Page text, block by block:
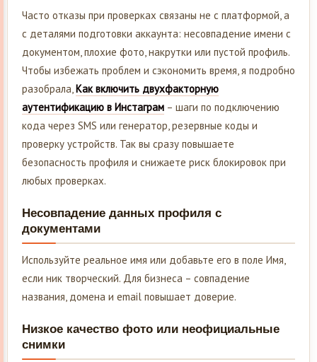
Часто отказы при проверках связаны не с платформой, а
с деталями подготовки аккаунта: несовпадение имени с
документом, плохие фото, накрутки или пустой профиль.
Чтобы избежать проблем и сэкономить время, я подробно
разобрала, Как включить двухфакторную
аутентификацию в Инстаграм – шаги по подключению
кода через SMS или генератор, резервные коды и
проверку устройств. Так вы сразу повышаете
безопасность профиля и снижаете риск блокировок при
любых проверках.
Несовпадение данных профиля с
документами
Используйте реальное имя или добавьте его в поле Имя,
если ник творческий. Для бизнеса – совпадение
названия, домена и email повышает доверие.
Низкое качество фото или неофициальные
снимки